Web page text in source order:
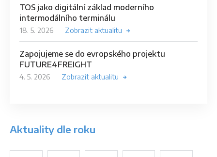
TOS jako digitální základ moderního
intermodálního terminálu
18. 5. 2026 Zobrazit aktualitu
Zapojujeme se do evropského projektu
FUTURE4FREIGHT
4. 5. 2026 Zobrazit aktualitu
Aktuality dle roku